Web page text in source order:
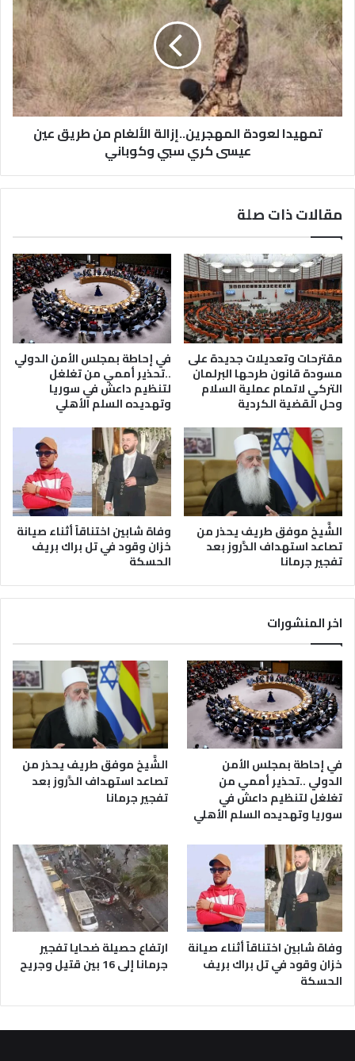
باتجاه
دمشق
ودرعا
المهجرين..إزالة
الألغام
من
طريق
عين
عيسى
كري
سبيتمهيدا لعودة المهجرين..إزالة الألغام من طريق عين
عيسى كري سبي وكوباني
مقالات ذات صلة
مقترحات وتعديلات جديدة على
مسودة قانون طرحها البرلمان
التركي لاتمام عملية السلام
وحل القضية الكردية
في إحاطة بمجلس الأمن الدولي
..تحذير أممي من تغلغل
لتنظيم داعش في سوريا
وتهديده السلم الأهلي
الشَّيخ موفق طريف يحذر من
تصاعد استهداف الدَّروز بعد
تفجير جرمانا
وفاة شابين اختناقاً أثناء صيانة
خزان وقود في تل براك بريف
الحسكة
اخر المنشورات
في إحاطة بمجلس الأمن
الدولي ..تحذير أممي من
تغلغل لتنظيم داعش في
سوريا وتهديده السلم الأهلي
الشَّيخ موفق طريف يحذر من
تصاعد استهداف الدَّروز بعد
تفجير جرمانا
وفاة شابين اختناقاً أثناء صيانة
خزان وقود في تل براك بريف
الحسكة
ارتفاع حصيلة ضحايا تفجير
جرمانا إلى 16 بين قتيل وجريح